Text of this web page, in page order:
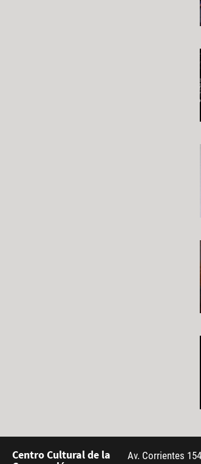
Centro Cultural de la
Av. Corrientes